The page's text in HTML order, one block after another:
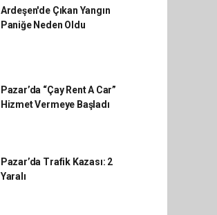
Ardeşen'de Çıkan Yangın
Paniğe Neden Oldu
Pazar’da “Çay Rent A Car”
Hizmet Vermeye Başladı
Pazar’da Trafik Kazası: 2
Yaralı